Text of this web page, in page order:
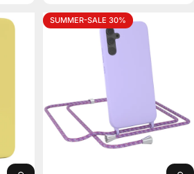
SUMMER-SALE 30%